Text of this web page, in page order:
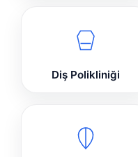
Diş Polikliniği